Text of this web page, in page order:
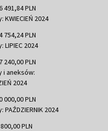
491,84 PLN
2024
754,24 PLN
2024
240,00 PLN
i aneksów:
2024
000,00 PLN
2024
PLN